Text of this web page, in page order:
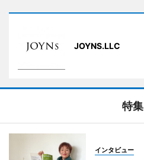
JOYNS.LLC
特集
インタビュー